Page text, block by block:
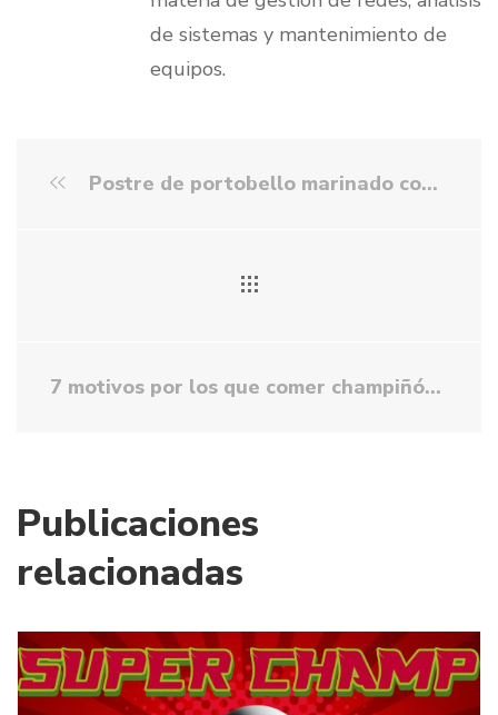
de sistemas y mantenimiento de
equipos.
Postre de portobello marinado con frutos rojos
7 motivos por los que comer champiñón es bueno para tu salud
Publicaciones
relacionadas